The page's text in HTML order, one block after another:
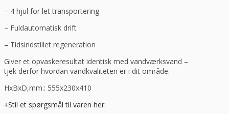
– 4 hjul for let transportering
– Fuldautomatisk drift
– Tidsindstillet regeneration
Giver et opvaskeresultat identisk med vandværksvand –
tjek derfor hvordan vandkvaliteten er i dit område.
HxBxD,mm.: 555x230x410
Stil et spørgsmål til varen her: